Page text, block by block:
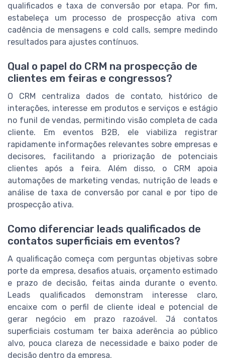
qualificados e taxa de conversão por etapa. Por fim,
estabeleça um processo de prospecção ativa com
cadência de mensagens e cold calls, sempre medindo
resultados para ajustes contínuos.
Qual o papel do CRM na prospecção de
clientes em feiras e congressos?
O CRM centraliza dados de contato, histórico de
interações, interesse em produtos e serviços e estágio
no funil de vendas, permitindo visão completa de cada
cliente. Em eventos B2B, ele viabiliza registrar
rapidamente informações relevantes sobre empresas e
decisores, facilitando a priorização de potenciais
clientes após a feira. Além disso, o CRM apoia
automações de marketing vendas, nutrição de leads e
análise de taxa de conversão por canal e por tipo de
prospecção ativa.
Como diferenciar leads qualificados de
contatos superficiais em eventos?
A qualificação começa com perguntas objetivas sobre
porte da empresa, desafios atuais, orçamento estimado
e prazo de decisão, feitas ainda durante o evento.
Leads qualificados demonstram interesse claro,
encaixe com o perfil de cliente ideal e potencial de
gerar negócio em prazo razoável. Já contatos
superficiais costumam ter baixa aderência ao público
alvo, pouca clareza de necessidade e baixo poder de
decisão dentro da empresa.